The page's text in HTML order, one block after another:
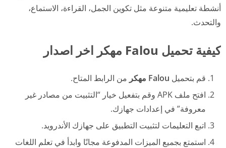
أنشطة تعليمية متنوعة مثل تكوين الجمل، القراءة، الاستماع،
والتحدث.
كيفية تحميل Falou مهكر اخر اصدار
قم بتحميل Falou مهكر
من الرابط المتاح.
افتح ملف APK وقم بتفعيل خيار “التثبيت من مصادر غير
معروفة” في إعدادات جهازك.
اتبع التعليمات لتثبيت التطبيق على جهازك الأندرويد.
استمتع بجميع الميزات المدفوعة مجانًا وابدأ في تعلم اللغات